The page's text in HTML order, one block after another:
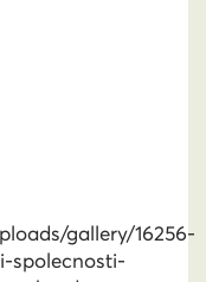
gallery/16256-
spolecnosti-